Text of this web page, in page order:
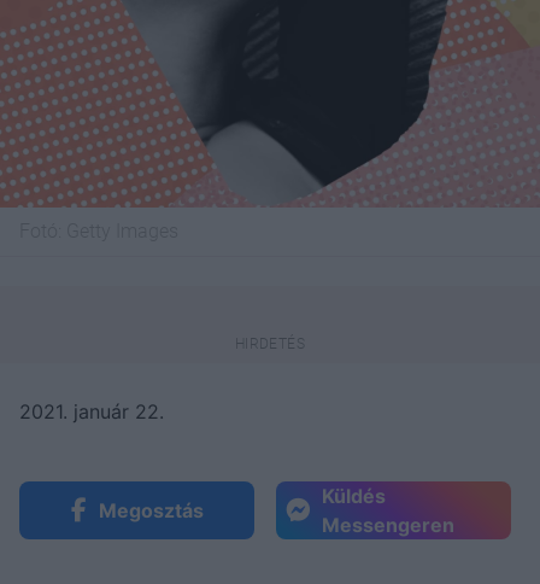
2021. január 22.
Megosztás
Küldés
Messengeren